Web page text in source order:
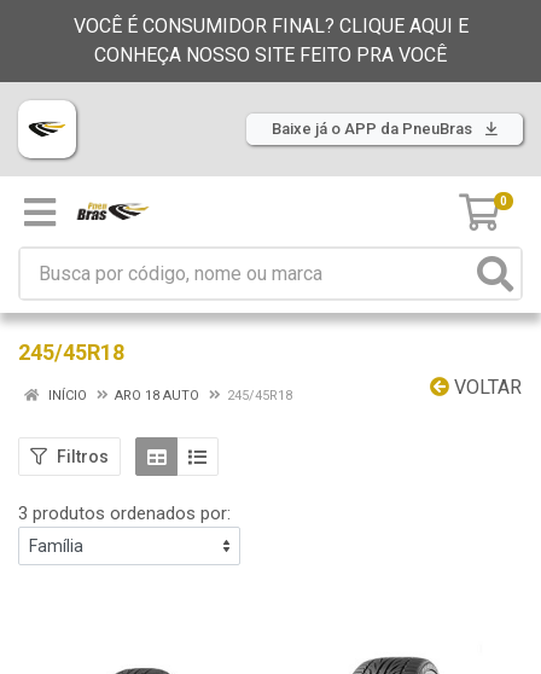
VOCÊ É CONSUMIDOR FINAL? CLIQUE AQUI E
CONHEÇA NOSSO SITE FEITO PRA VOCÊ
Baixe já o APP da PneuBras
0
245/45R18
VOLTAR
INÍCIO ARO 18 AUTO 245/45R18
Filtros
3 produtos ordenados por: